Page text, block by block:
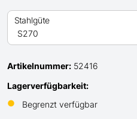
Stahlgüte
Artikelnummer: 52416
Lagerverfügbarkeit:
●
Begrenzt verfügbar